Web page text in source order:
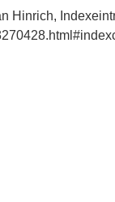
Hinrich,